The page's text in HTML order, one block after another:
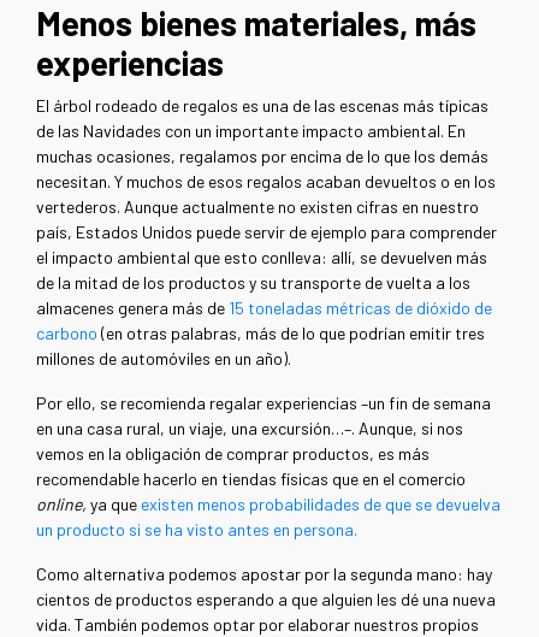
Menos bienes materiales, más
experiencias
El árbol rodeado de regalos es una de las escenas más típicas
de las Navidades con un importante impacto ambiental. En
muchas ocasiones, regalamos por encima de lo que los demás
necesitan. Y muchos de esos regalos acaban devueltos o en los
vertederos. Aunque actualmente no existen cifras en nuestro
país, Estados Unidos puede servir de ejemplo para comprender
el impacto ambiental que esto conlleva: allí, se devuelven más
de la mitad de los productos y su transporte de vuelta a los
almacenes genera más de 15 toneladas métricas de dióxido de
carbono (en otras palabras, más de lo que podrían emitir tres
millones de automóviles en un año).
Por ello, se recomienda regalar experiencias –un fin de semana
en una casa rural, un viaje, una excursión…–. Aunque, si nos
vemos en la obligación de comprar productos, es más
recomendable hacerlo en tiendas físicas que en el comercio
online, ya que existen menos probabilidades de que se devuelva
un producto si se ha visto antes en persona.
Como alternativa podemos apostar por la segunda mano: hay
cientos de productos esperando a que alguien les dé una nueva
vida. También podemos optar por elaborar nuestros propios